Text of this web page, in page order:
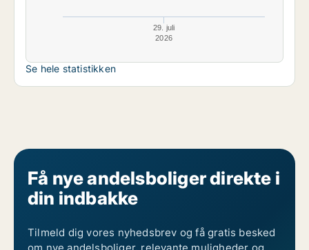
29. juli
2026
Se hele statistikken
Få nye andelsboliger direkte i
din indbakke
Tilmeld dig vores nyhedsbrev og få gratis besked